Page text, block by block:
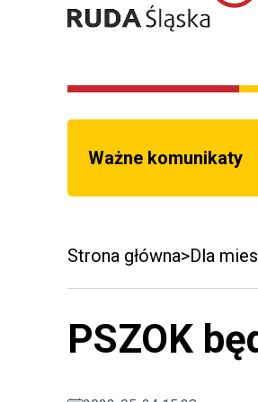
Ważne komunikaty
Strona główna Dla
PSZOK